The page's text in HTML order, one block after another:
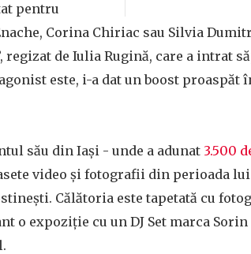
pentru
Corina Chiriac sau Silvia
regizat de Iulia Rugină, care a intrat
este, i-a dat un boost proaspăt
său din Iași - unde a adunat 3.500
video și fotografii din perioada
Călătoria este tapetată cu
o expoziție cu un DJ Set marca